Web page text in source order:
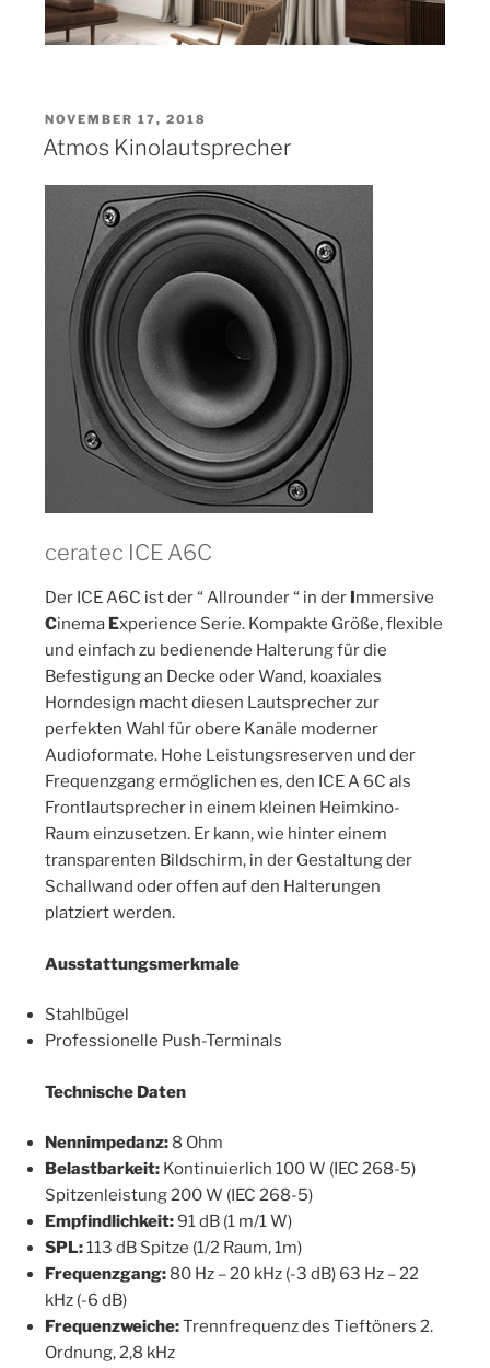
VERÖFFENTLICHT
AM
NOVEMBER 17, 2018
Atmos Kinolautsprecher
ceratec ICE A6C
Der ICE A6C ist der “ Allrounder “ in der Immersive
Cinema Experience Serie. Kompakte Größe, flexible
und einfach zu bedienende Halterung für die
Befestigung an Decke oder Wand, koaxiales
Horndesign macht diesen Lautsprecher zur
perfekten Wahl für obere Kanäle moderner
Audioformate. Hohe Leistungsreserven und der
Frequenzgang ermöglichen es, den ICE A 6C als
Frontlautsprecher in einem kleinen Heimkino-
Raum einzusetzen. Er kann, wie hinter einem
transparenten Bildschirm, in der Gestaltung der
Schallwand oder offen auf den Halterungen
platziert werden.
Ausstattungsmerkmale
Stahlbügel
Professionelle Push-Terminals
Technische Daten
Nennimpedanz: 8 Ohm
Belastbarkeit: Kontinuierlich 100 W (IEC 268-5)
Spitzenleistung 200 W (IEC 268-5)
Empfindlichkeit:91 dB (1 m/1 W)
SPL:113 dB Spitze (1/2 Raum, 1m)
Frequenzgang: 80 Hz – 20 kHz (-3 dB) 63 Hz – 22
kHz (-6 dB)
Frequenzweiche:Trennfrequenz des Tieftöners 2.
Ordnung, 2,8 kHz